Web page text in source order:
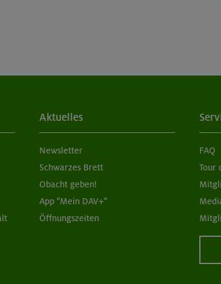
Aktuelles
Newsletter
Schwarzes Brett
Obacht geben!
App "Mein DAV+"
Öffnungszeiten
FAQ
Tour